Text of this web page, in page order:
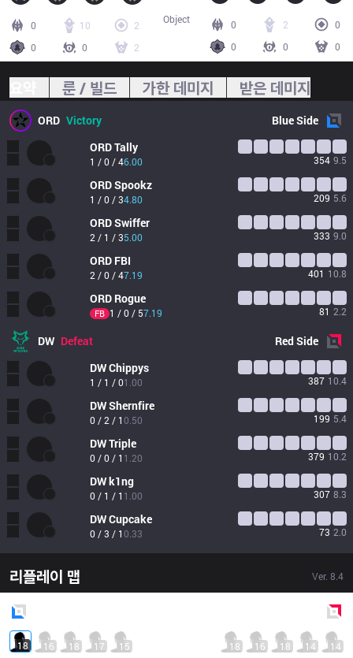
0 10
2
0
0 2
0 2
0
0
0 0
Object
룬 / 빌드 가한 데미지 받은 데미지
ORD Victory BlueSide
ORDTally
1 / 0 / 46.00 354 9.5
ORDSpookz
1 / 0 / 34.80 209 5.6
ORDSwiffer
2 / 1 / 35.00 333 9.0
ORD FBI
2 / 0 / 47.19 401 10.8
ORD Rogue
FB 1 / 0 / 57.19 81 2.2
DW Defeat RedSide
DWChippys
1 / 1 / 01.00 387 10.4
DWShernfire
0 / 2 / 10.50 199 5.4
DWTriple
0 / 0 / 1 1.20 379 10.2
DWk1ng
0 / 1 / 1 1.00 307 8.3
DWCupcake
0 / 3 / 10.33 73 2.0
리플레이 맵 Ver. 8.4
18 16 18 17 15 18 16 18 14 14